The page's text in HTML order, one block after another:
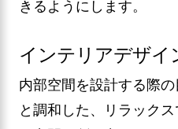
きるようにします。
インテリアデザイ
内部空間を設計する際
と調和した、リラック